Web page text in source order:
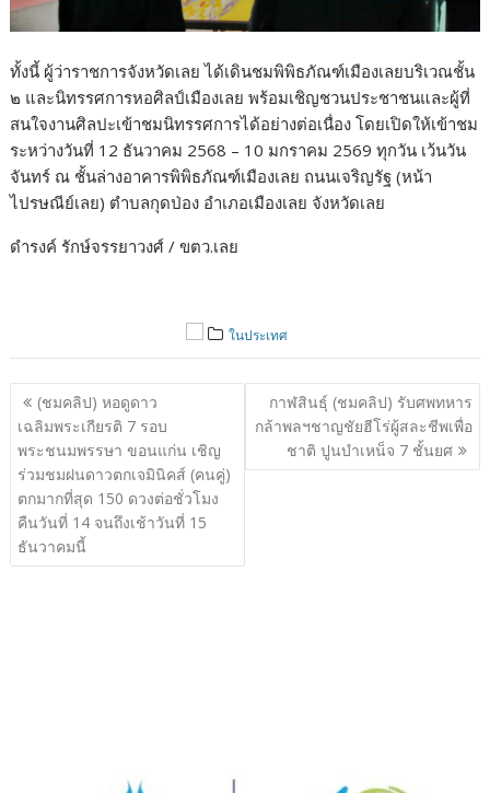
ทั้งนี้ ผู้ว่าราชการจังหวัดเลย ได้เดินชมพิพิธภัณฑ์เมืองเลยบริเวณชั้น
๒ และนิทรรศการหอศิลป์เมืองเลย พร้อมเชิญชวนประชาชนและผู้ที่
สนใจงานศิลปะเข้าชมนิทรรศการได้อย่างต่อเนื่อง โดยเปิดให้เข้าชม
ระหว่างวันที่ 12 ธันวาคม 2568 – 10 มกราคม 2569 ทุกวัน เว้นวัน
จันทร์ ณ ชั้นล่างอาคารพิพิธภัณฑ์เมืองเลย ถนนเจริญรัฐ (หน้า
ไปรษณีย์เลย) ตำบลกุดป่อง อำเภอเมืองเลย จังหวัดเลย
ดำรงค์ รักษ์จรรยาวงศ์ / ขตว.เลย
ในประเทศ
แนะแนว
เรื่อง
(ชมคลิป) หอดูดาว
เฉลิมพระเกียรติ 7 รอบ
พระชนมพรรษา ขอนแก่น เชิญ
ร่วมชมฝนดาวตกเจมินิคส์ (คนคู่)
ตกมากที่สุด 150 ดวงต่อชั่วโมง
คืนวันที่ 14 จนถึงเช้าวันที่ 15
ธันวาคมนี้
กาฬสินธุ์ (ชมคลิป) รับศพทหาร
กล้าพลฯชาญชัยฮีโร่ผู้สละชีพเพื่อ
ชาติ ปูนบำเหน็จ 7 ชั้นยศ